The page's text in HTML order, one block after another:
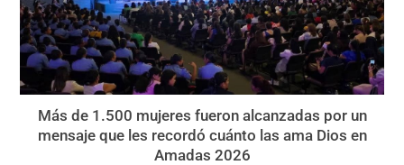
Más de 1.500 mujeres fueron alcanzadas por un
mensaje que les recordó cuánto las ama Dios en
Amadas 2026